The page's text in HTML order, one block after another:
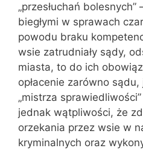
„przesłuchań
biegłymi w sprawach
powodu braku
wsie zatrudniały sądy,
miasta, to do ich
opłacenie zarówno
„mistrza
jednak wątpliwości, że
orzekania przez wsie w
kryminalnych oraz